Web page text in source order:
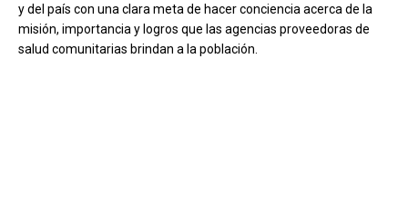
y del país con una clara meta de hacer conciencia acerca de la
misión, importancia y logros que las agencias proveedoras de
salud comunitarias brindan a la población.